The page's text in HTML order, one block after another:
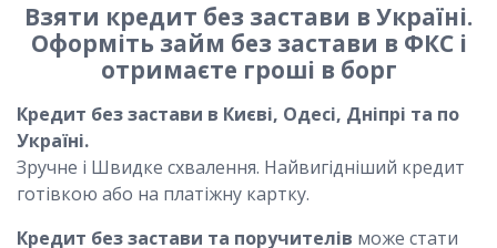
Взяти кредит без застави в Україні.
Оформіть займ без застави в ФКС і
отримаєте гроші в борг
Кредит без застави в Києві, Одесі, Дніпрі та по
Україні.
Зручне і Швидке схвалення. Найвигідніший кредит
готівкою або на платіжну картку.
Кредит без застави та поручителів може стати